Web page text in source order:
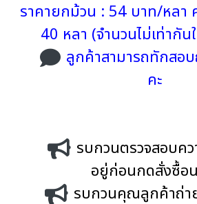
ราคายกม้วน : 54 บาท/หลา
40 หลา (จำนวนไม่เท่ากัน
ลูกค้าสามารถทักสอ
คะ
รบกวนตรวจสอบค
อยู่ก่อนกดสั่งซื้อน
รบกวนคุณลูกค้าถ่า